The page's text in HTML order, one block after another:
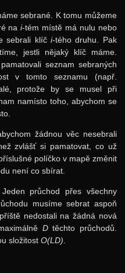
sebrané. K tomu můžeme
nai-tém místě má nulu nebo
sebrali klíč i-tého druhu. Pak
jestli nějaký klíč máme.
seznam sebraných
v tomto seznamu (např.
protože by se musel při
namísto toho, abychom se
žádnou věc nesebrali
zvlášť si pamatovat, co už
políčko v mapě změnit
není co sbírat.
průchod přes všechny
musíme sebrat aspoň
nedostali na žádná nová
Dtěchto průchodů.
složitostO(LD).